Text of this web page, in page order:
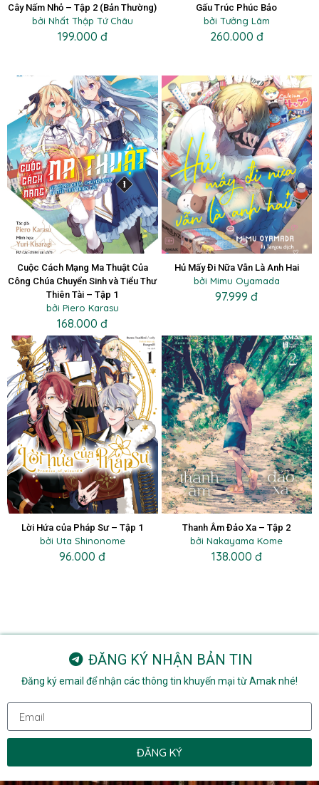
Cây Nấm Nhỏ – Tập 2 (Bản Thường)
bởi Nhất Thập Tứ Châu
199.000 đ
Gấu Trúc Phúc Bảo
bởi Tưởng Lâm
260.000 đ
Cuộc Cách Mạng Ma Thuật Của
Công Chúa Chuyển Sinh và Tiểu Thư
Thiên Tài – Tập 1
bởi Piero Karasu
168.000 đ
Hủ Mấy Đi Nữa Vẫn Là Anh Hai
bởi Mimu Oyamada
97.999 đ
Lời Hứa của Pháp Sư – Tập 1
bởi Uta Shinonome
96.000 đ
Thanh Âm Đảo Xa – Tập 2
bởi Nakayama Kome
138.000 đ
ĐĂNG KÝ NHẬN BẢN TIN
Đăng ký email để nhận các thông tin khuyến mại từ Amak nhé!
ĐĂNG KÝ